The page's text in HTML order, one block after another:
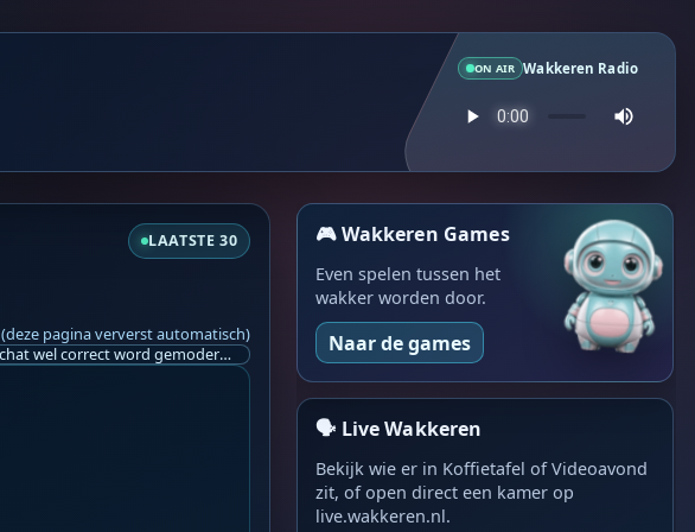
ON AIR Wakkeren Radio
LAATSTE 30
(deze pagina ververst automatisch)
Ik ben op zoek naar een helpende hand, een menselijk oog, een admin die helpt met controleren of de chat wel correct word gemodereerd word door NoMoSpam. 98% gaat automatisch goed, toch ik dit nooit helemaal loslaten en moet er altijd een mens mee blijven opletten bij elke beslissing die gemaakt word. Waar bestaan de werkzaamheden uit? Mee kijken in admin log kanaal naar alle drugs/porno/scams die voorbij komen en in het geval van een randgevalletje, ingrijpen en b.v. een verwijderd maar wel toegestaan bericht terug plaatsen met een druk op de knop. tsja zo banaal en simpel is het gesteld.. Word je hier blij van? Nee. Strookt het je ego? Nee. Word je er beter van? Nee. Kost het veel tijd? Totaal niet, consistentie en regelmaat is belangrijker dan 'er even voor kunnen gaan zitten'.. het werk is in een paar seconden gepiept.. je checkt puur of AI de juiste beslissing heeft gemaakt.. …
🎮 Wakkeren Games
Even spelen tussen het
wakker worden door.
Naar de games
🗣️ Live Wakkeren
Bekijk wie er in Koffietafel of Videoavond
zit, of open direct een kamer op
live.wakkeren.nl.